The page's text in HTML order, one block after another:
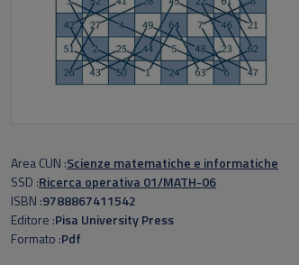
Area CUN Scienze matematiche e informatiche
SSD Ricerca operativa 01/MATH-06
ISBN 9788867411542
Editore Pisa University Press
Formato Pdf